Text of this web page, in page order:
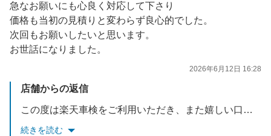
急なお願いにも心良く対応して下さり
価格も当初の見積りと変わらず良心的でした。
次回もお願いしたいと思います。
お世話になりました。
2026年6月12日 16:28
店舗からの返信
この度は楽天車検をご利用いただき、また嬉しい口コミをありがとうございます。対応や価格面にご満足いただけたとのお言葉を大変嬉しく思います。今後も安心してお任せいただけるよう、丁寧で良心的なサービスを心がけてまいります。次回のご利用もスタッフ一同心よりお待ちしております。こちらこそありがとうございました。
続きを読む